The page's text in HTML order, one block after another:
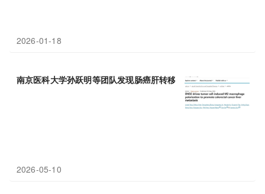
2026-01-18
南京医科大学孙跃明等团队发现肠癌肝转移新机制，糖酵解酶ENO
2026-05-10